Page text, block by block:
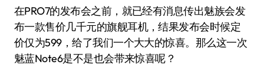
在PRO7的发布会之前，就已经有消息传出魅族会发
布一款售价几千元的旗舰耳机，结果发布会时候定
价仅为599，给了我们一个大大的惊喜。那么这一次
魅蓝Note6是不是也会带来惊喜呢？